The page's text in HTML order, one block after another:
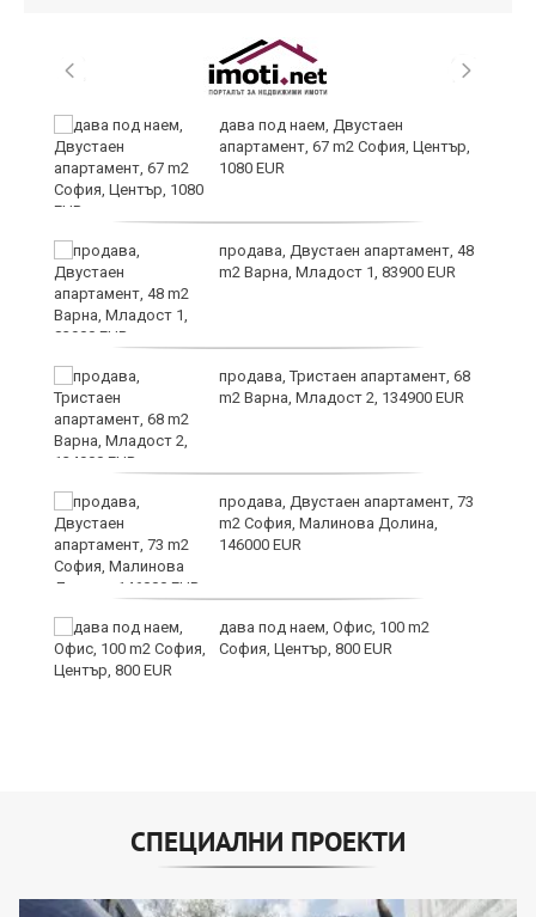
дава под наем, Двустаен
апартамент, 67 m2 София, Център,
1080 EUR
продава, Двустаен апартамент, 48
m2 Варна, Младост 1, 83900 EUR
продава, Тристаен апартамент, 68
m2 Варна, Младост 2, 134900 EUR
продава, Двустаен апартамент, 73
m2 София, Малинова Долина,
146000 EUR
дава под наем, Офис, 100 m2
София, Център, 800 EUR
СПЕЦИАЛНИ ПРОЕКТИ